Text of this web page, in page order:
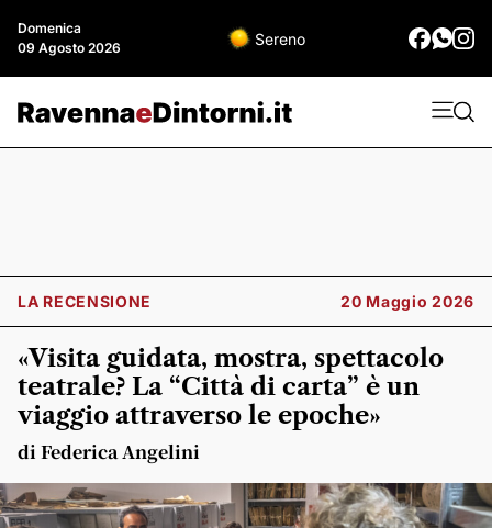
Domenica
09 Agosto 2026
Sereno
LA RECENSIONE 20 Maggio 2026
«Visita guidata, mostra, spettacolo
teatrale? La “Città di carta” è un
viaggio attraverso le epoche»
di Federica Angelini